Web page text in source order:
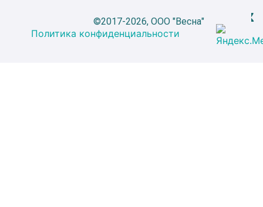
©2017-2026, ООО "Весна"
Политика конфиденциальности